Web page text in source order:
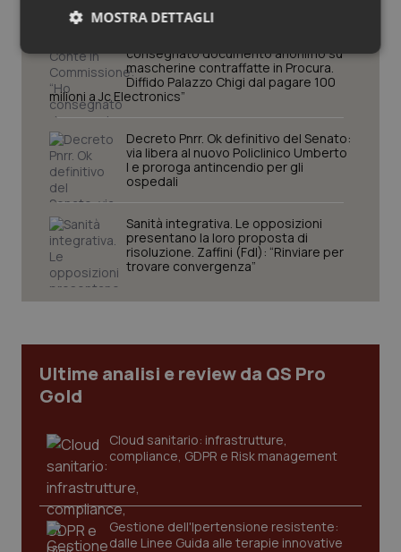
Vaccini
consegnato documento anonimo su
mascherine contraffatte in Procura.
Diffido Palazzo Chigi dal pagare 100
milioni a Jc Electronics”
Decreto Pnrr. Ok definitivo del Senato:
via libera al nuovo Policlinico Umberto
I e proroga antincendio per gli
ospedali
Sanità integrativa. Le opposizioni
presentano la loro proposta di
risoluzione. Zaffini (FdI): “Rinviare per
trovare convergenza”
Ultime analisi e review da QS Pro
Gold
Cloud sanitario: infrastrutture,
compliance, GDPR e Risk management
Gestione dell'Ipertensione resistente:
dalle Linee Guida alle terapie innovative
MOSTRA DETTAGLI
Necessari Statistici Marketing
Necessari
sito web abilitandone funzionalità di base quali la
navigazione sulle pagine e l'accesso alle aree
protette del sito. Il sito web non è in grado di
funzionare correttamente senza questi cookie.